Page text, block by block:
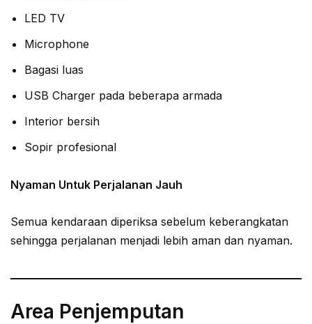
LED TV
Microphone
Bagasi luas
USB Charger pada beberapa armada
Interior bersih
Sopir profesional
Nyaman Untuk Perjalanan Jauh
Semua kendaraan diperiksa sebelum keberangkatan
sehingga perjalanan menjadi lebih aman dan nyaman.
Area Penjemputan